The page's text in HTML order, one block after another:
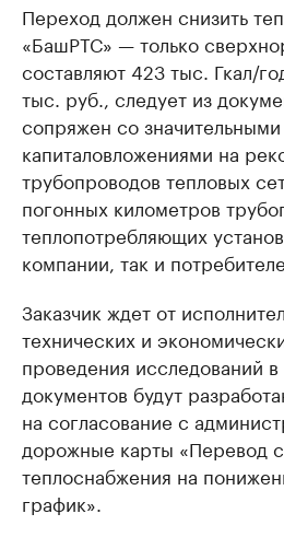
Переход должен снизить
«БашРТС» — только
составляют 423 тыс. Гкал/
тыс. руб., следует из
сопряжен со значительными
капиталовложениями на
трубопроводов тепловых
погонных километров
теплопотребляющих
компании, так и
Заказчик ждет от
технических и
проведения исследований
документов будут
на согласование с
дорожные карты «Перевод
теплоснабжения на
график».